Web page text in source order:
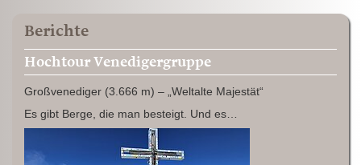
Berichte
Hochtour Venedigergruppe
Großvenediger (3.666 m) – „Weltalte Majestät“
Es gibt Berge, die man besteigt. Und es…